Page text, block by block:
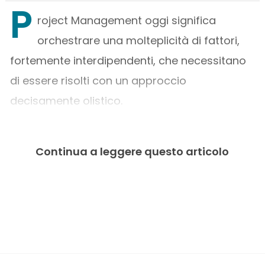
P roject Management oggi significa
orchestrare una molteplicità di fattori,
fortemente interdipendenti, che necessitano
di essere risolti con un approccio
decisamente olistico.
Continua a leggere questo articolo